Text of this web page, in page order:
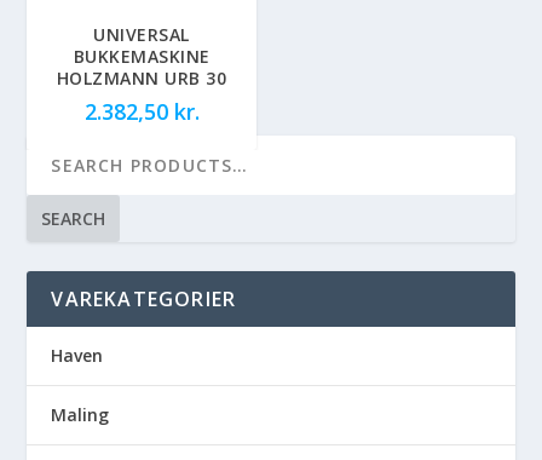
UNIVERSAL
BUKKEMASKINE
HOLZMANN URB 30
2.382,50 kr.
SEARCH
VAREKATEGORIER
Haven
Maling